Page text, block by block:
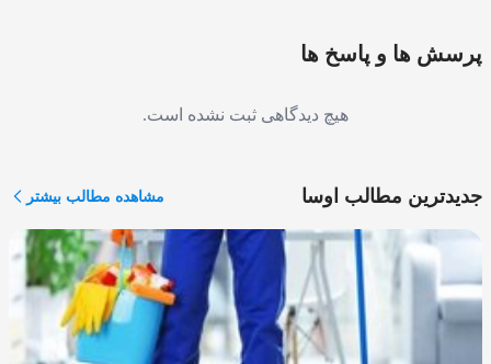
پرسش ها و پاسخ ها
هیچ دیدگاهی ثبت نشده است.
جدیدترین مطالب اوسا مشاهده مطالب بیشتر